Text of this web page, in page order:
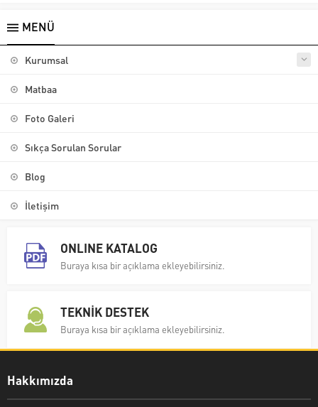
MENÜ
Kurumsal
Matbaa
Foto Galeri
Sıkça Sorulan Sorular
Blog
İletişim
ONLINE KATALOG
Buraya kısa bir açıklama ekleyebilirsiniz.
TEKNİK DESTEK
Buraya kısa bir açıklama ekleyebilirsiniz.
Hakkımızda